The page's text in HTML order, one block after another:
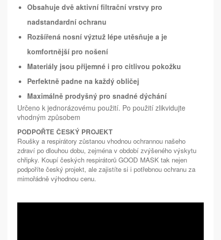
Obsahuje dvě aktivní filtrační vrstvy pro
nadstandardní ochranu
Rozšířená nosní výztuž lépe utěsňuje a je
komfortnější pro nošení
Materiály jsou příjemné i pro citlivou pokožku
Perfektně padne na každý obličej
Maximálně prodyšný pro snadné dýchání
Určeno k jednorázovému použití. Po použití zlikvidujte
vhodným způsobem
PODPOŘTE ČESKÝ PROJEKT
Roušky a respirátory zůstanou vhodnou ochrannou našeho
zdraví po dlouhou dobu, zejména v období zvýšeného výskytu
chřipky. Koupí českých respirátorů GOOD MASK tak nejen
podpoříte český projekt, ale zajistíte si i potřebnou ochranu za
mimořádně výhodnou cenu.